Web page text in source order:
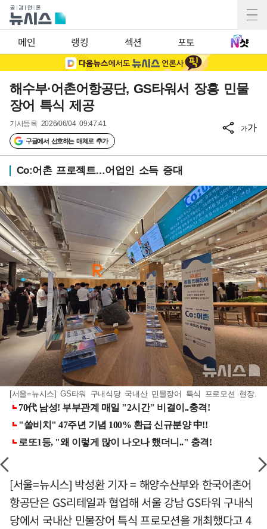
메인 랭킹 섹션 포토
해수부·어촌어항공단, GS타워서 장흥 민물
장어 특식 제공
기사등록 2026/06/04 09:47:41
구글에서 선호하는 매체로 추가
가가
Co:어촌 프로젝트…어업인 소득 증대
[서울=뉴시스] GS타워 구내식당 국내산 민물장어 특식 프로모션 현장.
[서울=뉴시스] 박성환 기자 = 해양수산부와 한국어촌어
항공단은 GS리테일과 협업해 서울 강남 GS타워 구내식
당에서 국내산 민물장어 특식 프로모션을 개최했다고 4